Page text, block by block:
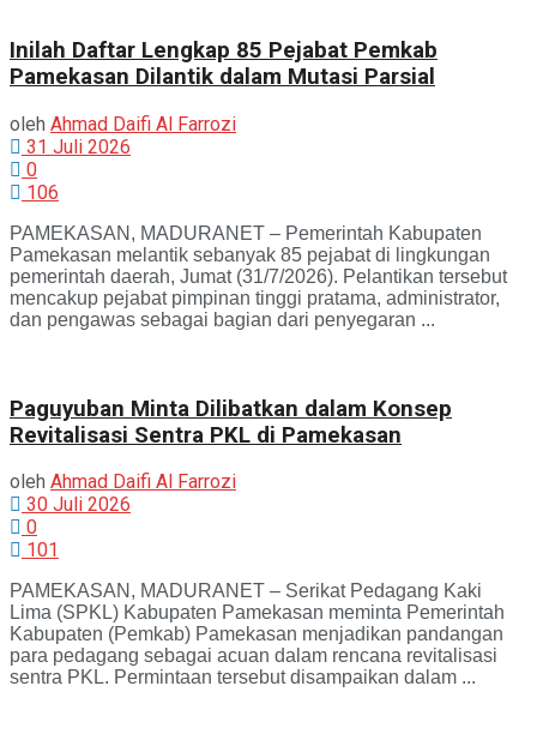
Inilah Daftar Lengkap 85 Pejabat Pemkab
Pamekasan Dilantik dalam Mutasi Parsial
oleh Ahmad Daifi Al Farrozi
31 Juli 2026
0
106
PAMEKASAN, MADURANET – Pemerintah Kabupaten
Pamekasan melantik sebanyak 85 pejabat di lingkungan
pemerintah daerah, Jumat (31/7/2026). Pelantikan tersebut
mencakup pejabat pimpinan tinggi pratama, administrator,
dan pengawas sebagai bagian dari penyegaran ...
Paguyuban Minta Dilibatkan dalam Konsep
Revitalisasi Sentra PKL di Pamekasan
oleh Ahmad Daifi Al Farrozi
30 Juli 2026
0
101
PAMEKASAN, MADURANET – Serikat Pedagang Kaki
Lima (SPKL) Kabupaten Pamekasan meminta Pemerintah
Kabupaten (Pemkab) Pamekasan menjadikan pandangan
para pedagang sebagai acuan dalam rencana revitalisasi
sentra PKL. Permintaan tersebut disampaikan dalam ...